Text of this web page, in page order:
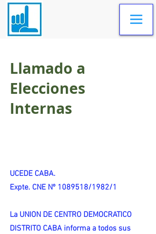
Llamado a
Elecciones
Internas
UCEDE CABA.
Expte. CNE Nº 1089518/1982/1
La UNION DE CENTRO DEMOCRATICO
DISTRITO CABA informa a todos sus